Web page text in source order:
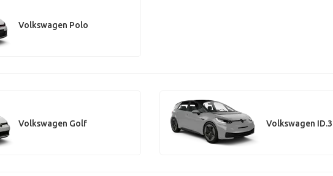
Volkswagen Polo
Volkswagen Golf Volkswagen ID.3